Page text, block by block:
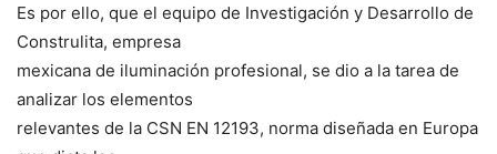
Es por ello, que el equipo de Investigación y Desarrollo de
Construlita, empresa
mexicana de iluminación profesional, se dio a la tarea de
analizar los elementos
relevantes de la CSN EN 12193, norma diseñada en Europa